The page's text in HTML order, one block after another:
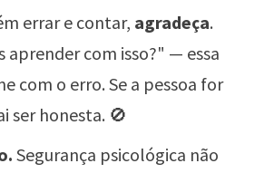
errar e contar, agradeça.
com isso?" — essa
com o erro. Se a pessoa for
ser honesta. 🚫
Segurança psicológica não